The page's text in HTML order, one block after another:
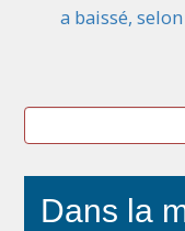
a baissé,
Dans la